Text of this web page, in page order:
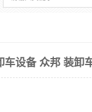
车设备 众邦 装卸